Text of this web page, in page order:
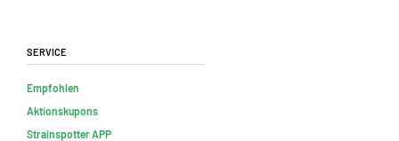
Service
Empfohlen
Aktionskupons
Strainspotter APP